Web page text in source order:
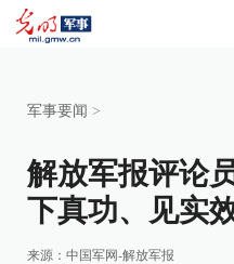
军事要闻 >
解放军报评论
下真功、见实
来源： 中国军网-解放军报